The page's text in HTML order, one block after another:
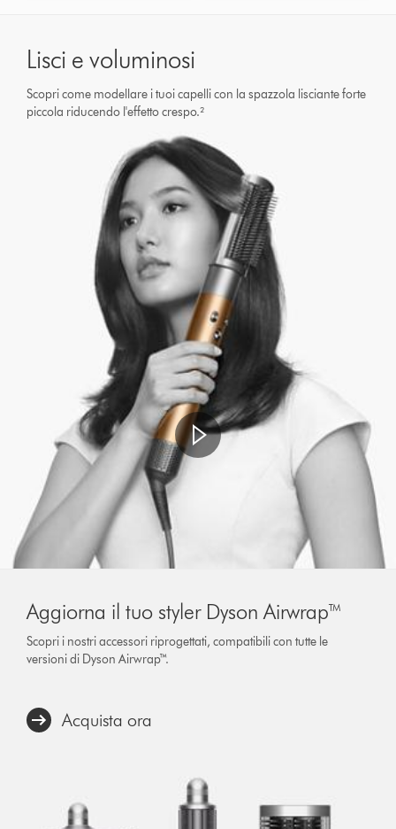
Lisci e voluminosi
Scopri come modellare i tuoi capelli con la spazzola lisciante forte
piccola riducendo l'effetto crespo.²
Aggiorna il tuo styler Dyson Airwrap™
Scopri i nostri accessori riprogettati, compatibili con tutte le
versioni di Dyson Airwrap™.
Acquista ora